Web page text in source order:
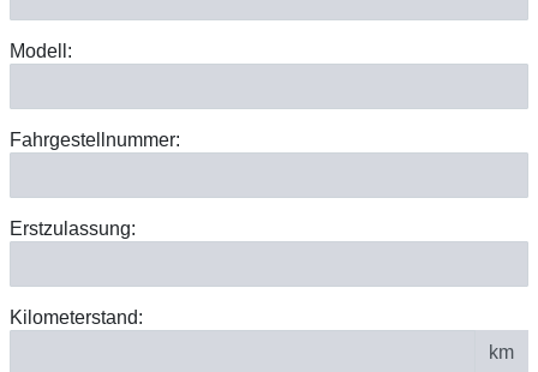
Modell:
Fahrgestellnummer:
Erstzulassung:
Kilometerstand:
km